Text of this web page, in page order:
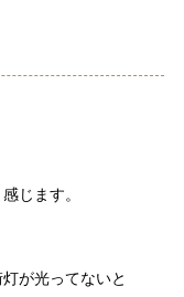
じます。
が光ってないと